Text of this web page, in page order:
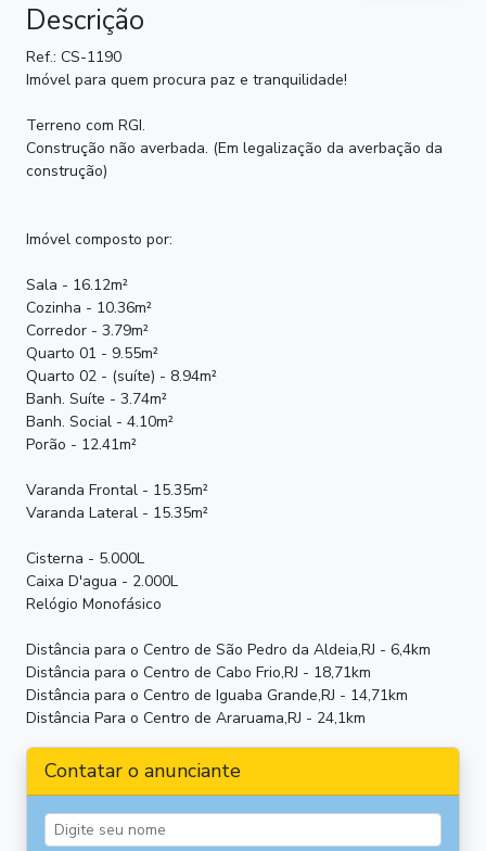
Descrição
Ref.: CS-1190
Imóvel para quem procura paz e tranquilidade!
Terreno com RGI.
Construção não averbada. (Em legalização da averbação da
construção)
Imóvel composto por:
Sala - 16.12m²
Cozinha - 10.36m²
Corredor - 3.79m²
Quarto 01 - 9.55m²
Quarto 02 - (suíte) - 8.94m²
Banh. Suíte - 3.74m²
Banh. Social - 4.10m²
Porão - 12.41m²
Varanda Frontal - 15.35m²
Varanda Lateral - 15.35m²
Cisterna - 5.000L
Caixa D'agua - 2.000L
Relógio Monofásico
Distância para o Centro de São Pedro da Aldeia,RJ - 6,4km
Distância para o Centro de Cabo Frio,RJ - 18,71km
Distância para o Centro de Iguaba Grande,RJ - 14,71km
Distância Para o Centro de Araruama,RJ - 24,1km
Contatar o anunciante